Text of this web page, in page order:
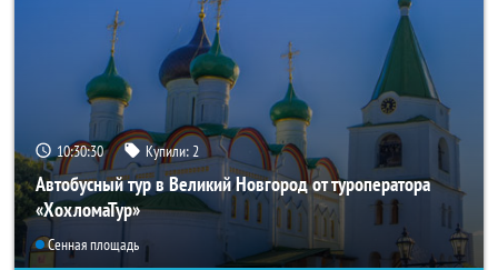
10:30:29 Купили: 2
Автобусный тур в Великий Новгород от туроператора
«ХохломаТур»
Сенная площадь